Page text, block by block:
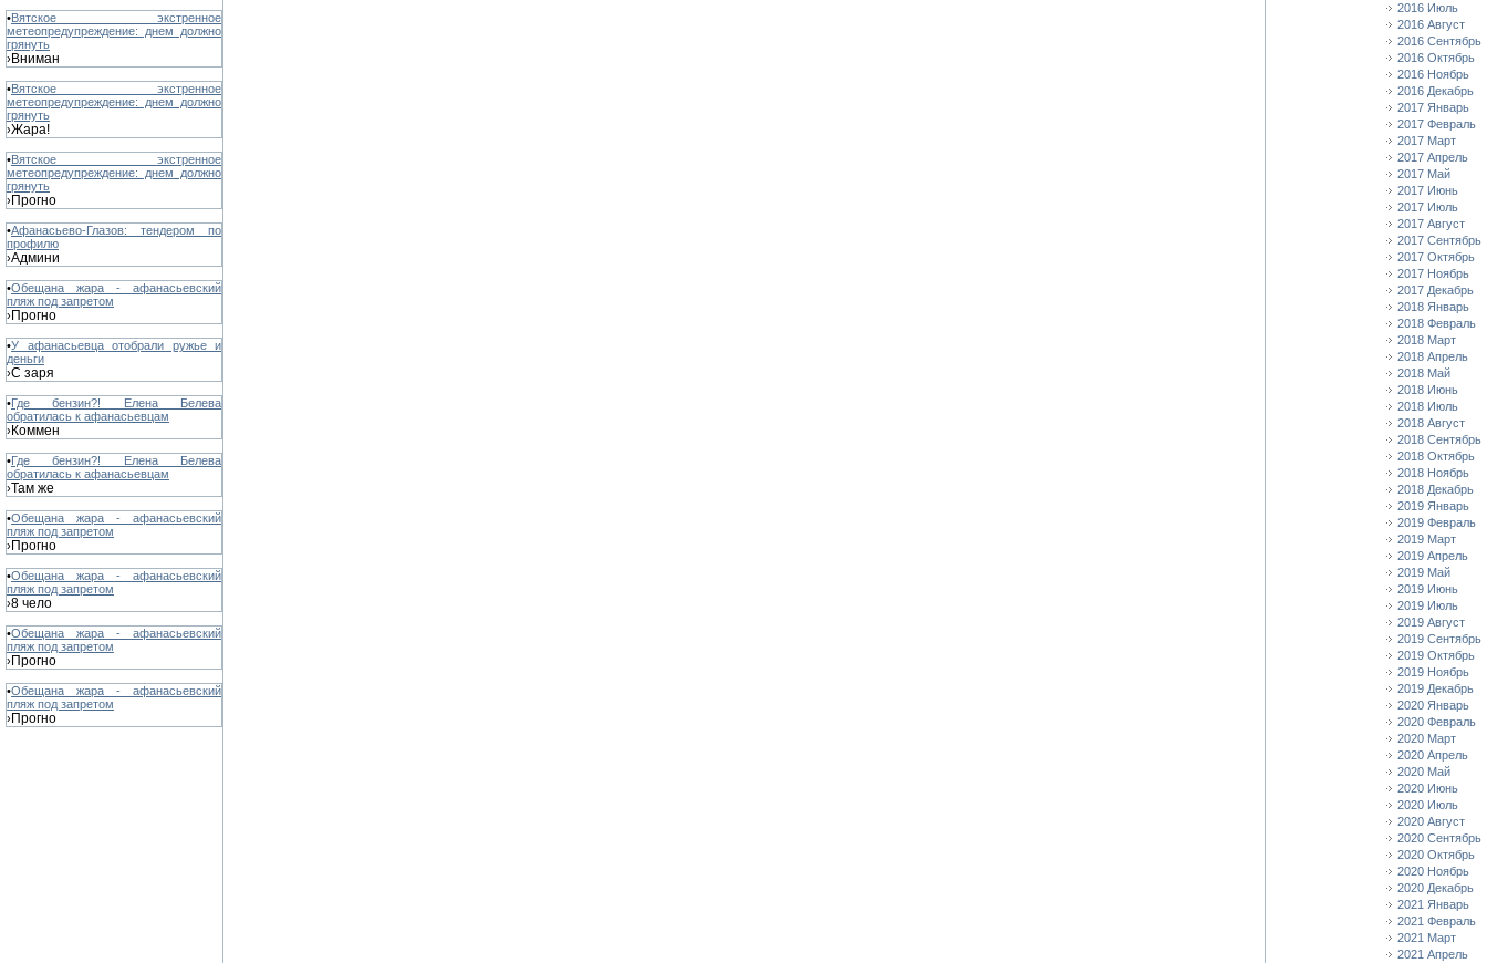
•Вятское экстренное
метеопредупреждение: днем должно
грянуть
›Вниман
•Вятское экстренное
метеопредупреждение: днем должно
грянуть
›Жара!
•Вятское экстренное
метеопредупреждение: днем должно
грянуть
›Прогно
•Афанасьево-Глазов: тендером по
профилю
›Админи
•Обещана жара - афанасьевский
пляж под запретом
›Прогно
•У афанасьевца отобрали ружье и
деньги
›С заря
•Где бензин?! Елена Белева
обратилась к афанасьевцам
›Коммен
•Где бензин?! Елена Белева
обратилась к афанасьевцам
›Там же
•Обещана жара - афанасьевский
пляж под запретом
›Прогно
•Обещана жара - афанасьевский
пляж под запретом
›8 чело
•Обещана жара - афанасьевский
пляж под запретом
›Прогно
•Обещана жара - афанасьевский
пляж под запретом
›Прогно
2016 Июль
2016 Август
2016 Сентябрь
2016 Октябрь
2016 Ноябрь
2016 Декабрь
2017 Январь
2017 Февраль
2017 Март
2017 Апрель
2017 Май
2017 Июнь
2017 Июль
2017 Август
2017 Сентябрь
2017 Октябрь
2017 Ноябрь
2017 Декабрь
2018 Январь
2018 Февраль
2018 Март
2018 Апрель
2018 Май
2018 Июнь
2018 Июль
2018 Август
2018 Сентябрь
2018 Октябрь
2018 Ноябрь
2018 Декабрь
2019 Январь
2019 Февраль
2019 Март
2019 Апрель
2019 Май
2019 Июнь
2019 Июль
2019 Август
2019 Сентябрь
2019 Октябрь
2019 Ноябрь
2019 Декабрь
2020 Январь
2020 Февраль
2020 Март
2020 Апрель
2020 Май
2020 Июнь
2020 Июль
2020 Август
2020 Сентябрь
2020 Октябрь
2020 Ноябрь
2020 Декабрь
2021 Январь
2021 Февраль
2021 Март
2021 Апрель